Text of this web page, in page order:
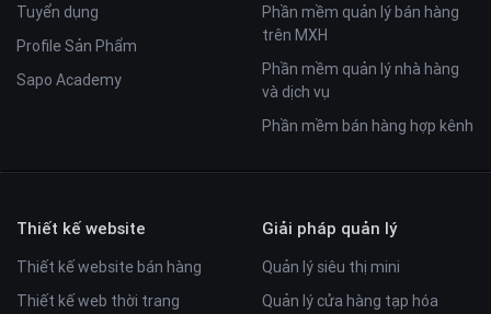
Tuyển dụng
Profile Sản Phẩm
Sapo Academy
Phần mềm quản lý bán hàng
trên MXH
Phần mềm quản lý nhà hàng
và dịch vụ
Phần mềm bán hàng hợp kênh
Thiết kế website
Thiết kế website bán hàng
Thiết kế web thời trang
Giải pháp quản lý
Quản lý siêu thị mini
Quản lý cửa hàng tạp hóa